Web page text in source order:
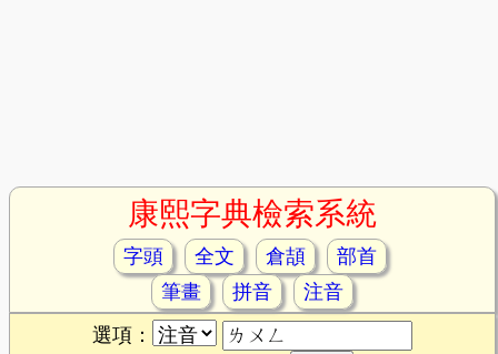
康熙字典檢索系統
字頭 全文 倉頡
部首
筆畫
拼音
注音
選項：